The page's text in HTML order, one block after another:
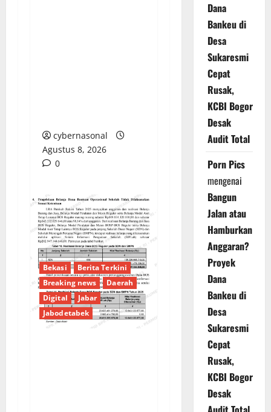
cybernasonal
Agustus 8, 2026
0
Bekasi
Berita Terkini
Breaking news
Daerah
Digital
Jabar
Jabodetabek
Dana
Bankeu di
Desa
Sukaresmi
Cepat
Rusak,
KCBI Bogor
Desak
Audit Total
Porn Pics
mengenai
Bangun
Jalan atau
Hamburkan
Anggaran?
Proyek
Dana
Bankeu di
Desa
Sukaresmi
Cepat
Rusak,
KCBI Bogor
Desak